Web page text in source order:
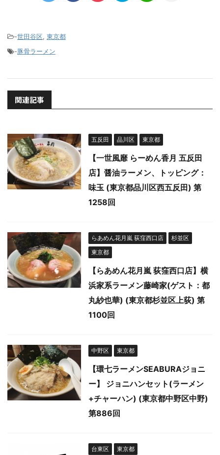
-世田谷区, 東京都
-豚骨ラーメン
関連記事
五反田 品川区 東京都
【一世風靡 らーめん香月 五反田
店】醤油ラーメン、トッピング：
味玉 (東京都品川区西五反田) 第
1258回
らあめん花月嵐 荻窪西口店
杉並区
東京都
【らあめん花月嵐 荻窪西口店】横
浜家系ラーメン藤崎家(ゲスト：都
丸紗也華) (東京都杉並区上荻) 第
1100回
中野区 東京都
【環七ラーメンSEABURAジョニ
ー】 ジョニハンセット(ラーメン
+チャーハン) (東京都中野区中野)
第886回
台東区 東京都